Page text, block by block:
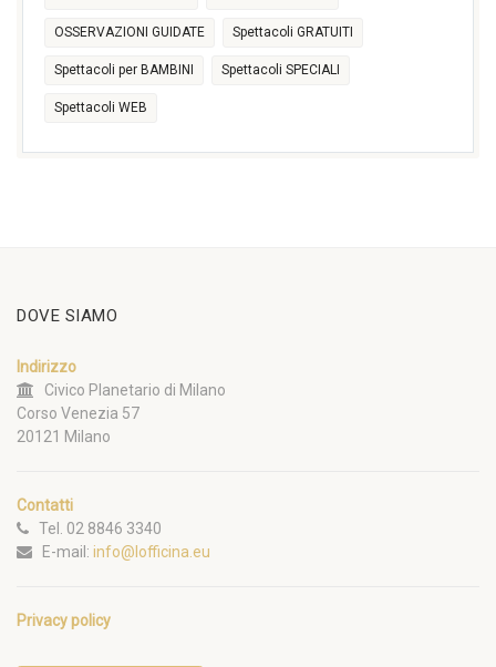
OSSERVAZIONI GUIDATE Spettacoli GRATUITI
Spettacoli per BAMBINI Spettacoli SPECIALI
Spettacoli WEB
DOVE SIAMO
Indirizzo
Civico Planetario di Milano
Corso Venezia 57
20121 Milano
Contatti
Tel. 02 8846 3340
E-mail: info@lofficina.eu
Privacy policy